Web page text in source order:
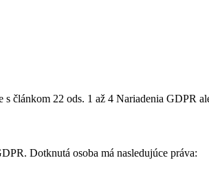
článkom 22 ods. 1 až 4 Nariadenia GDPR
Dotknutá osoba má nasledujúce práva: